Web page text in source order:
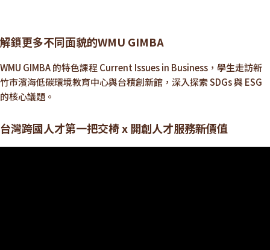
解鎖更多不同面貌的WMU GIMBA
WMU GIMBA 的特色課程 Current Issues in Business，學生走訪新
竹市濱海低碳環境教育中心與台積創新館，深入探索 SDGs 與 ESG
的核心議題。
台灣跨國人才第一把交椅 x 開創人才服務新價值